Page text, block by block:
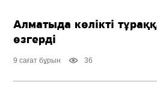
Алматыда көлікті
өзгерді
9 сағат бұрын 36